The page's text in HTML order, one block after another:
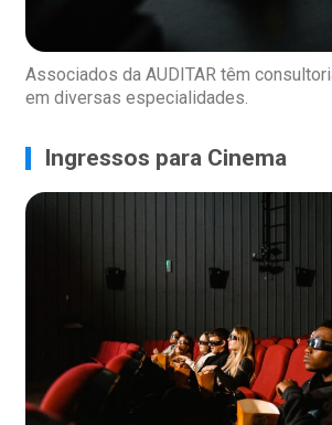
Associados da AUDITAR têm
em diversas especialidades.
Ingressos para Cinema